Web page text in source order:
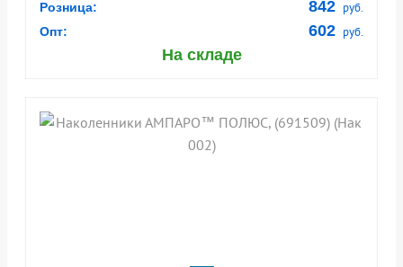
Розница: 842 руб.
Опт: 602 руб.
На складе